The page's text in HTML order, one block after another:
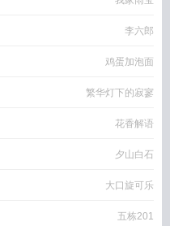
李六郎
鸡蛋加泡面
繁华灯下的寂寥
花香解语
夕山白石
大口旋可乐
五栋201